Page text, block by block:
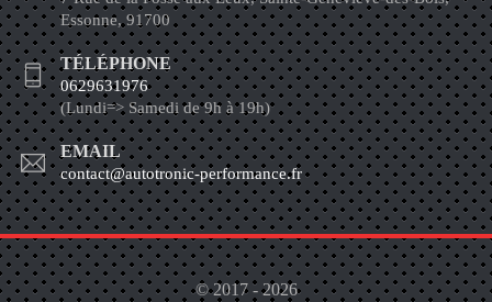
Essonne, 91700
TÉLÉPHONE
0629631976
(Lundi=> Samedi de 9h à 19h)
EMAIL
contact@autotronic-performance.fr
© 2017 - 2026